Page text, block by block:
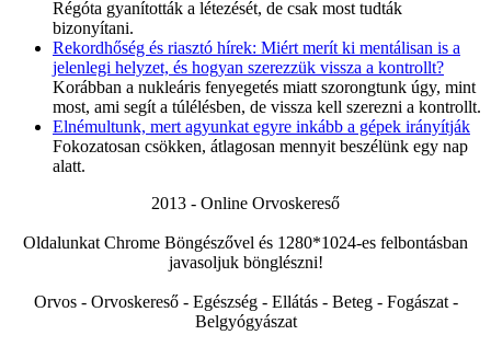
Régóta gyanították a létezését, de csak most tudták
bizonyítani.
Rekordhőség és riasztó hírek: Miért merít ki mentálisan is a
jelenlegi helyzet, és hogyan szerezzük vissza a kontrollt?
Korábban a nukleáris fenyegetés miatt szorongtunk úgy, mint
most, ami segít a túlélésben, de vissza kell szerezni a kontrollt.
Elnémultunk, mert agyunkat egyre inkább a gépek irányítják
Fokozatosan csökken, átlagosan mennyit beszélünk egy nap
alatt.
2013 - Online Orvoskereső
Oldalunkat Chrome Böngészővel és 1280*1024-es felbontásban
javasoljuk bönglészni!
Orvos - Orvoskereső - Egészség - Ellátás - Beteg - Fogászat -
Belgyógyászat